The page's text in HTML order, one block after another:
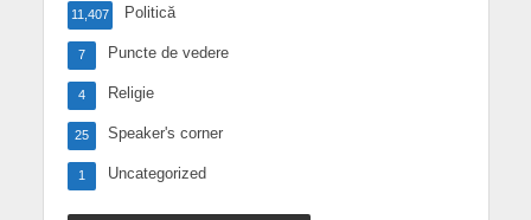
Politică
11,407
Puncte de vedere
7
Religie
4
Speaker's corner
25
Uncategorized
1